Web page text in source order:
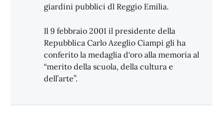
giardini pubblici dl Reggio Emilia.
Il 9 febbraio 2001 il presidente della
Repubblica Carlo Azeglio Ciampi gli ha
conferito la medaglia d‘oro alla memoria al
“merito della scuola, della cultura e
dell’arte”.